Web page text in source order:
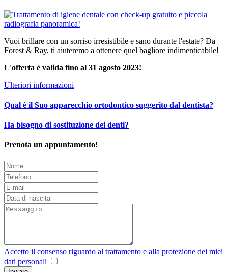
Vuoi brillare con un sorriso irresistibile e sano durante l'estate? Da
Forest & Ray, ti aiuteremo a ottenere quel bagliore indimenticabile!
L'offerta è valida fino al 31 agosto 2023!
Ulteriori informazioni
Qual è il Suo apparecchio ortodontico suggerito dal dentista?
Ha bisogno di sostituzione dei denti?
Prenota un appuntamento!
Accetto il consenso riguardo al trattamento e alla protezione dei miei
dati personali